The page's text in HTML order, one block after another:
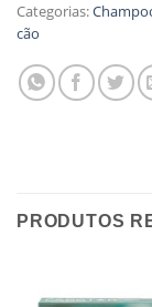
Categorias:
cão
PRODUTOS